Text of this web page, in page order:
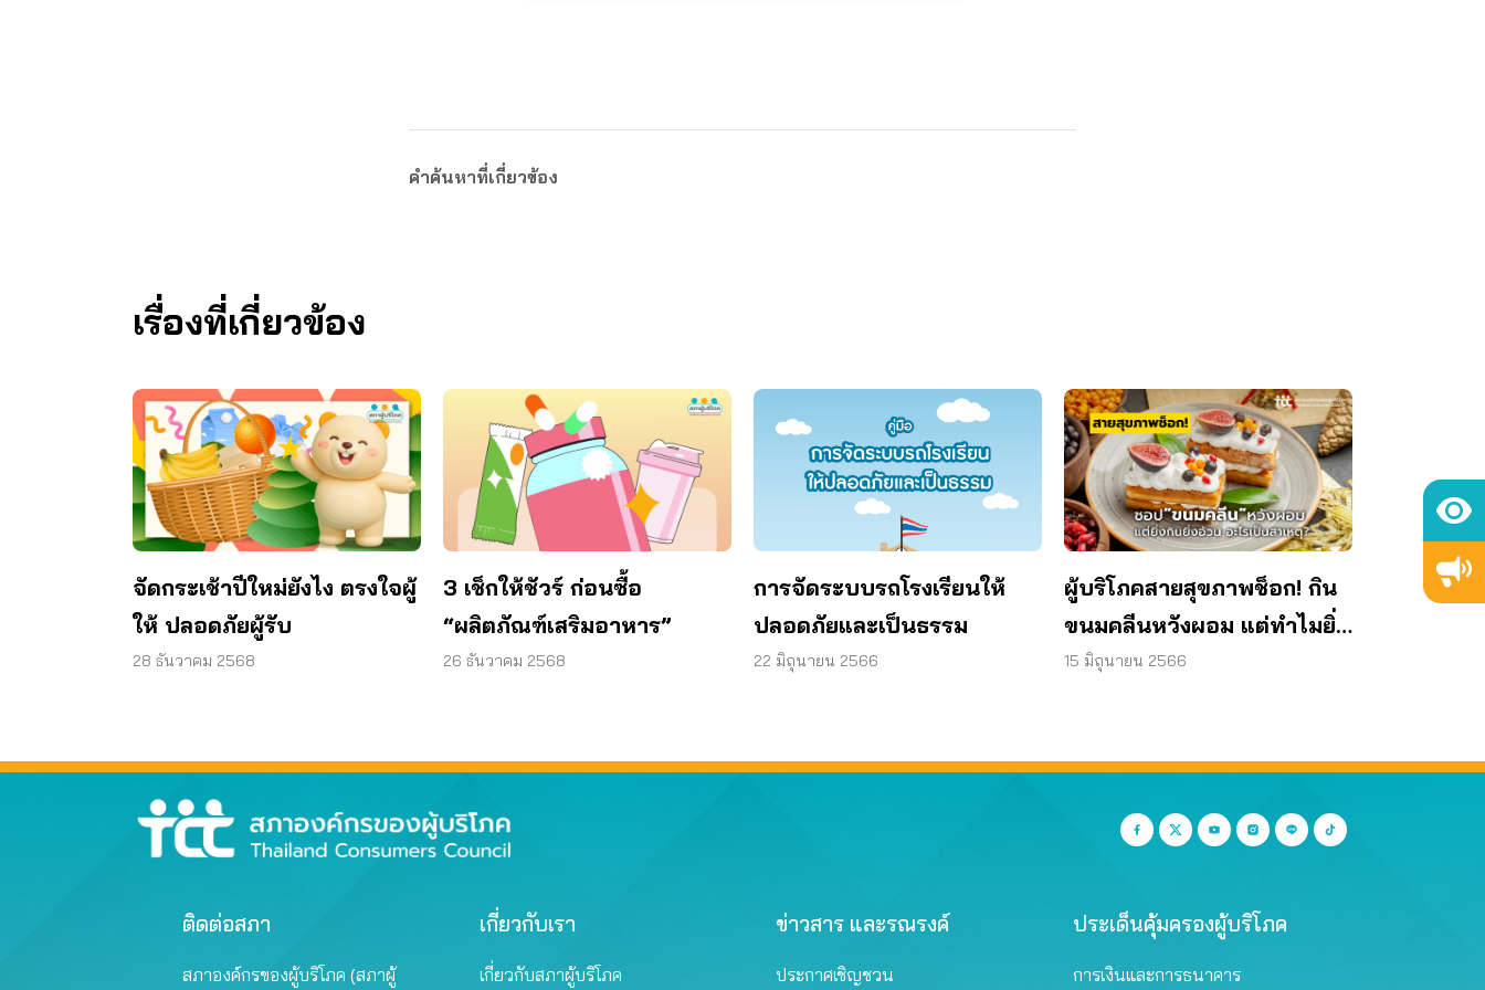
คำค้นหาที่เกี่ยวข้อง
เรื่องที่เกี่ยวข้อง
จัดกระเช้าปีใหม่ยังไง ตรงใจผู้
ให้ ปลอดภัยผู้รับ
28 ธันวาคม 2568
3 เช็กให้ชัวร์ ก่อนซื้อ
“ผลิตภัณฑ์เสริมอาหาร”
26 ธันวาคม 2568
การจัดระบบรถโรงเรียนให้
ปลอดภัยและเป็นธรรม
22 มิถุนายน 2566
ผู้บริโภคสายสุขภาพช็อก! กิน
ขนมคลีนหวังผอม แต่ทำไมยิ่ง
กินยิ่งอ้วน?
15 มิถุนายน 2566
ติดต่อสภา
สภาองค์กรของผู้บริโภค (สภาผู้
เกี่ยวกับเรา
เกี่ยวกับสภาผู้บริโภค
ข่าวสาร และรณรงค์
ประกาศเชิญชวน
ประเด็นคุ้มครองผู้บริโภค
การเงินและการธนาคาร